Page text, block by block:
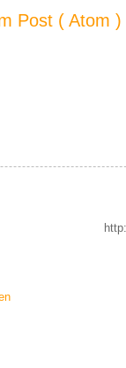
Post ( Atom )